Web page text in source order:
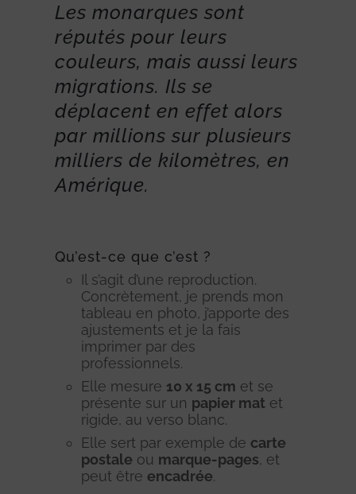
Les monarques sont
réputés pour leurs
couleurs, mais aussi leurs
migrations. Ils se
déplacent en effet alors
par millions sur plusieurs
milliers de kilomètres, en
Amérique.
Qu’est-ce que c’est ?
Il s’agit d’une reproduction.
Concrètement, je prends mon
tableau en photo, j’apporte des
ajustements et je la fais
imprimer par des
professionnels.
Elle mesure 10 x 15 cm et se
présente sur un papier mat et
rigide, au verso blanc.
Elle sert par exemple de carte
postale ou marque-pages, et
peut être encadrée.